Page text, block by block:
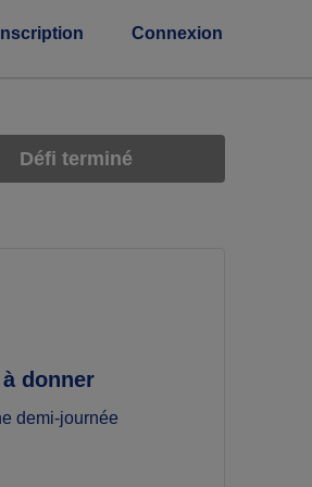
Inscription Connexion
Défi terminé
donner
demi-journée